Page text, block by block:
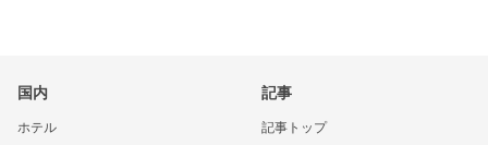
国内
ホテル
記事
記事トップ